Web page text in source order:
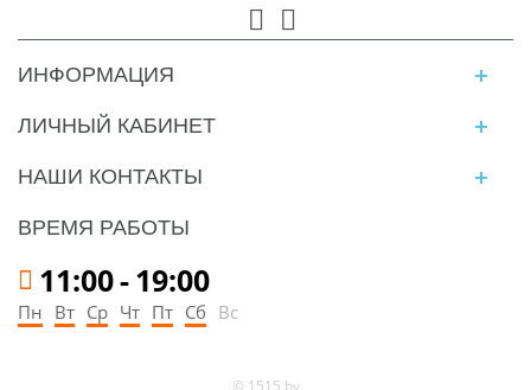
ИНФОРМАЦИЯ
ЛИЧНЫЙ КАБИНЕТ
НАШИ КОНТАКТЫ
ВРЕМЯ РАБОТЫ
11:00-19:00
Пн Вт Ср Чт Пт Сб Вс
© 1515.by